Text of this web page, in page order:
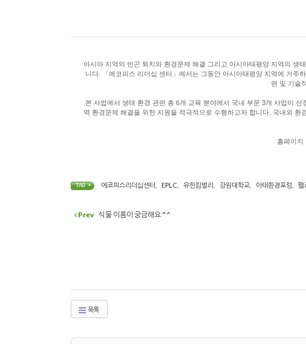
아시아 지역의 빈곤 퇴치와 환경문제 해결 그리고 아시아태평양 지역의 생
니다. 「에코피스 리더십 센터」에서는 그동안 아시아태평양 지역에 거주
련 및 기술
본 사업에서 생태 환경 관련 총 6개 교육 분야에서 국내 부문 3개 사업이
역 환경문제 해결을 위한 지원을 적극적으로 수행하고자 합니다. 국내외
홈페이지
TAG • 에코피스리더십센터 EPLC 유한킴벌리 강원대학교 아태환경포럼 펠
Prev 식물 이름이 궁금해요 ^^
목록